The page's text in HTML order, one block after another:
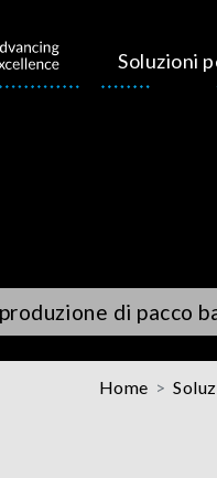
Soluzioni
di pacco
Home